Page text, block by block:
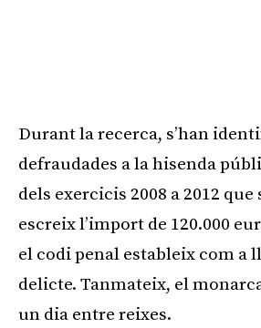
Durant la recerca, s’han
defraudades a la hisenda
dels exercicis 2008 a 2012
escreix l’import de 120.000
el codi penal estableix com a
delicte. Tanmateix, el
un dia entre reixes.